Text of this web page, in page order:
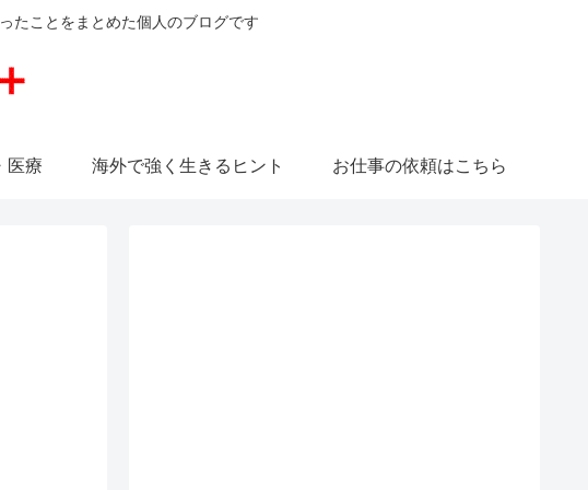
たことをまとめた個人のブログです
医療 海外で強く生きるヒント お仕事の依頼はこちら